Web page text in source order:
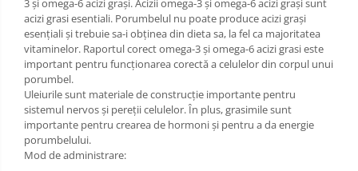
3 și omega-6 acizi grași. Acizii omega-3 și omega-6 acizi grași sunt
acizi grasi esentiali. Porumbelul nu poate produce acizi grași
esențiali și trebuie sa-i obținea din dieta sa, la fel ca majoritatea
vitaminelor. Raportul corect omega-3 și omega-6 acizi grasi este
important pentru funcționarea corectă a celulelor din corpul unui
porumbel.
Uleiurile sunt materiale de construcție importante pentru
sistemul nervos și pereții celulelor. În plus, grasimile sunt
importante pentru crearea de hormoni și pentru a da energie
porumbelului.
Mod de administrare: